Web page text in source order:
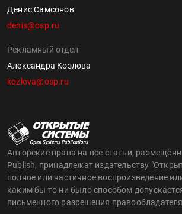
Денис Самсонов
denis@osp.ru
Рекламный отдел
Александра Козлова
kozlova@osp.ru
Авторские права на все статьи,
Publish, принадлежат издательству
полное или частичное воспроизведение
каким бы то ни было способом
письменного разрешения